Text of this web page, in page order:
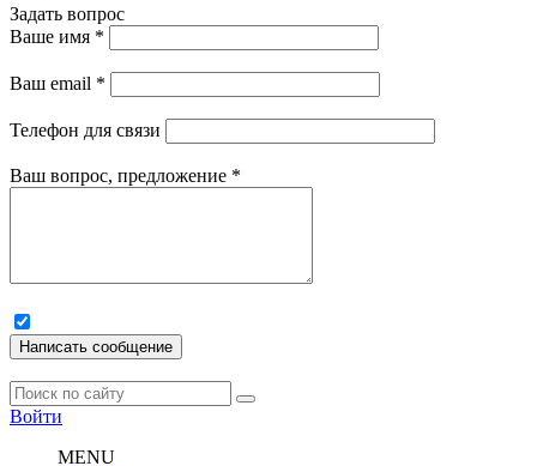
Задать вопрос
Ваше имя *
Ваш email *
Телефон для связи
Ваш вопрос, предложение *
Написать сообщение
Войти
MENU